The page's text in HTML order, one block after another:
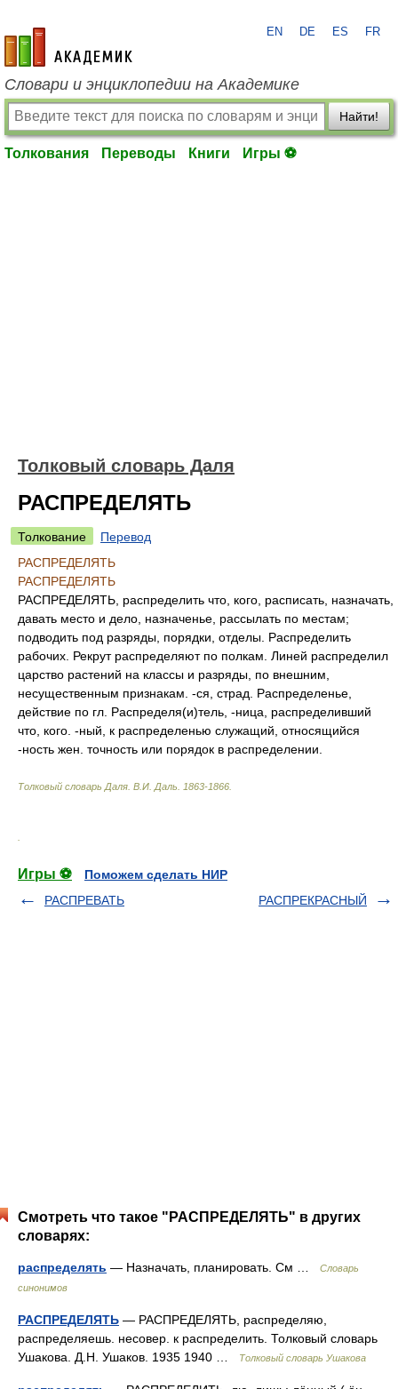
academic.ru
EN DE ES FR
Словари и энциклопедии на Академике
Найти!
Толкования Переводы Книги Игры ⚽
Толковый словарь Даля
РАСПРЕДЕЛЯТЬ
Толкование
Перевод
РАСПРЕДЕЛЯТЬ
РАСПРЕДЕЛЯТЬ
РАСПРЕДЕЛЯТЬ, распределить что, кого, расписать, назначать,
давать место и дело, назначенье, рассылать по местам;
подводить под разряды, порядки, отделы. Распределить
рабочих. Рекрут распределяют по полкам. Линей распределил
царство растений на классы и разряды, по внешним,
несущественным признакам. -ся, страд. Распределенье,
действие по гл. Распределя(и)тель, -ница, распределивший
что, кого. -ный, к распределенью служащий, относящийся
-ность жен. точность или порядок в распределении.
Толковый словарь Даля В.И. Даль. 1863-1866
Игры ⚽
Поможем сделать НИР
РАСПРЕВАТЬ
РАСПРЕКРАСНЫЙ
Смотреть что такое "РАСПРЕДЕЛЯТЬ" в других
словарях:
распределять — Назначать, планировать. См …
Словарь
синонимов
РАСПРЕДЕЛЯТЬ — РАСПРЕДЕЛЯТЬ, распределяю,
распределяешь. несовер. к распределить. Толковый словарь
Ушакова. Д.Н. Ушаков. 1935 1940 …
Толковый словарь Ушакова